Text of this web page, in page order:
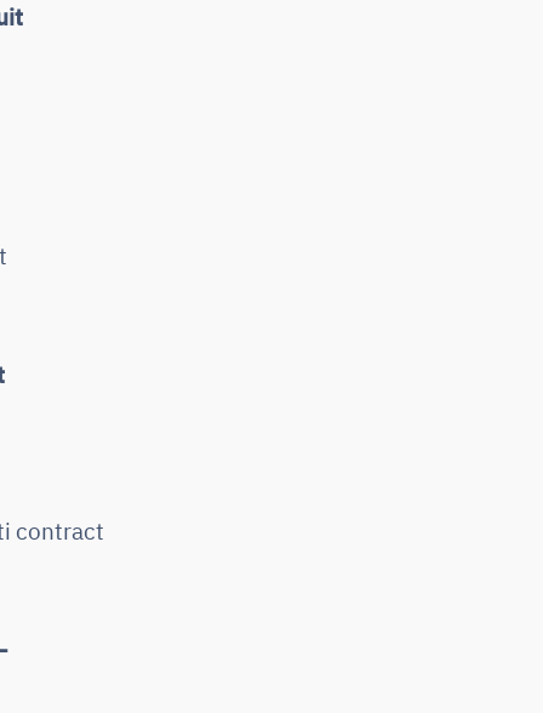
contract